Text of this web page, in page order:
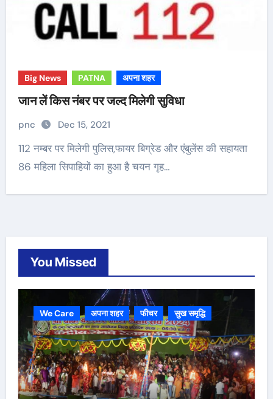
Big News PATNA अपना शहर
जान लें किस नंबर पर जल्द मिलेगी सुविधा
pnc Dec 15, 2021
112 नम्बर पर मिलेगी पुलिस,फायर बिग्रेड और एंबुलेंस की सहायता
86 महिला सिपाहियों का हुआ है चयन गृह…
You Missed
We Care अपना शहर फीचर सुख समृद्धि